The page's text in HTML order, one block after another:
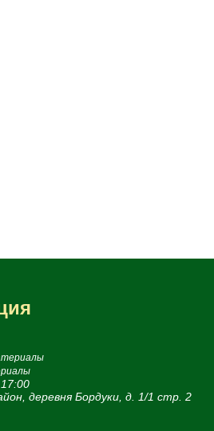
деревня Бордуки, д. 1/1 стр. 2